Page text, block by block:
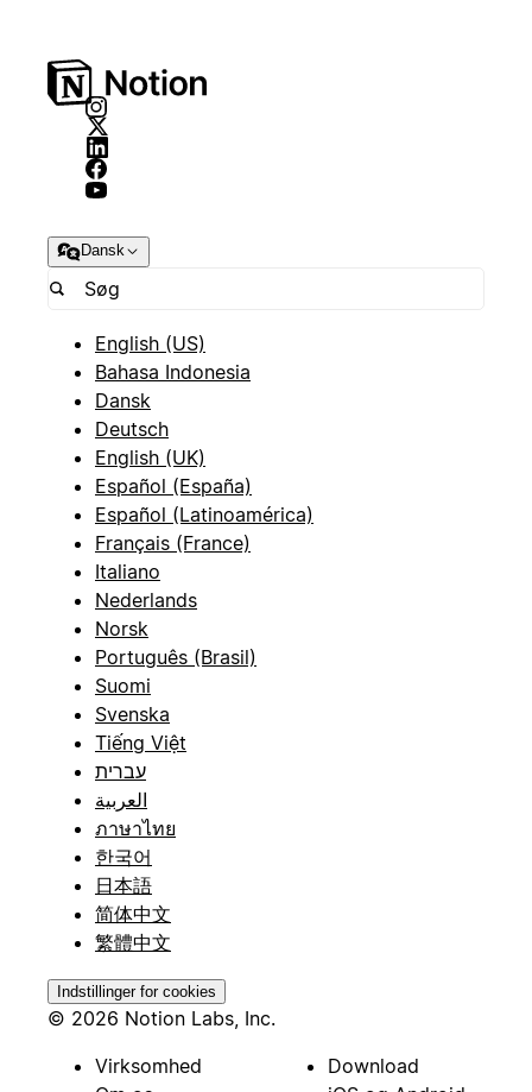
Dansk
English (US)
Bahasa Indonesia
Dansk
Deutsch
English (UK)
Español (España)
Español (Latinoamérica)
Français (France)
Italiano
Nederlands
Norsk
Português (Brasil)
Suomi
Svenska
Tiếng Việt
עברית
العربية
ภาษาไทย
한국어
日本語
简体中文
繁體中文
Indstillinger for cookies
© 2026 Notion Labs, Inc.
Virksomhed
Download